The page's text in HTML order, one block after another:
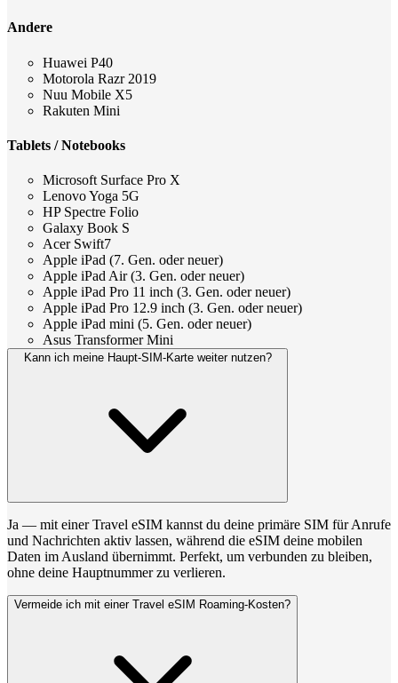
Andere
Huawei P40
Motorola Razr 2019
Nuu Mobile X5
Rakuten Mini
Tablets / Notebooks
Microsoft Surface Pro X
Lenovo Yoga 5G
HP Spectre Folio
Galaxy Book S
Acer Swift7
Apple iPad (7. Gen. oder neuer)
Apple iPad Air (3. Gen. oder neuer)
Apple iPad Pro 11 inch (3. Gen. oder neuer)
Apple iPad Pro 12.9 inch (3. Gen. oder neuer)
Apple iPad mini (5. Gen. oder neuer)
Asus Transformer Mini
Kann ich meine Haupt-SIM-Karte weiter nutzen?
Ja — mit einer Travel eSIM kannst du deine primäre SIM für Anrufe
und Nachrichten aktiv lassen, während die eSIM deine mobilen
Daten im Ausland übernimmt. Perfekt, um verbunden zu bleiben,
ohne deine Hauptnummer zu verlieren.
Vermeide ich mit einer Travel eSIM Roaming-Kosten?